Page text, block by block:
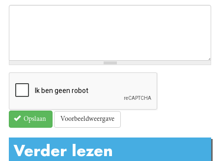
Opslaan Voorbeeldweergave
Verder lezen